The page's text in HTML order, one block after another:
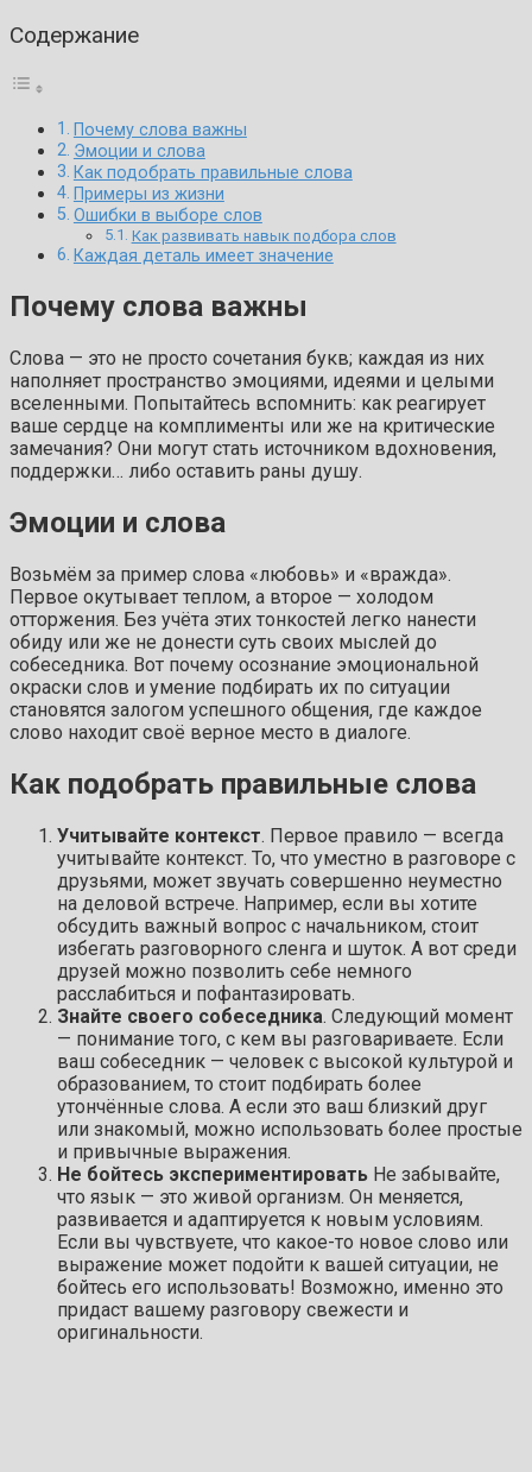
Содержание
Почему слова важны
Эмоции и слова
Как подобрать правильные слова
Примеры из жизни
Ошибки в выборе слов
Как развивать навык подбора слов
Каждая деталь имеет значение
Почему слова важны
Слова — это не просто сочетания букв; каждая из них
наполняет пространство эмоциями, идеями и целыми
вселенными. Попытайтесь вспомнить: как реагирует
ваше сердце на комплименты или же на критические
замечания? Они могут стать источником вдохновения,
поддержки… либо оставить раны душу.
Эмоции и слова
Возьмём за пример слова «любовь» и «вражда».
Первое окутывает теплом, а второе — холодом
отторжения. Без учёта этих тонкостей легко нанести
обиду или же не донести суть своих мыслей до
собеседника. Вот почему осознание эмоциональной
окраски слов и умение подбирать их по ситуации
становятся залогом успешного общения, где каждое
слово находит своё верное место в диалоге.
Как подобрать правильные слова
Учитывайте контекст. Первое правило — всегда
учитывайте контекст. То, что уместно в разговоре с
друзьями, может звучать совершенно неуместно
на деловой встрече. Например, если вы хотите
обсудить важный вопрос с начальником, стоит
избегать разговорного сленга и шуток. А вот среди
друзей можно позволить себе немного
расслабиться и пофантазировать.
Знайте своего собеседника. Следующий момент
— понимание того, с кем вы разговариваете. Если
ваш собеседник — человек с высокой культурой и
образованием, то стоит подбирать более
утончённые слова. А если это ваш близкий друг
или знакомый, можно использовать более простые
и привычные выражения.
Не бойтесь экспериментировать Не забывайте,
что язык — это живой организм. Он меняется,
развивается и адаптируется к новым условиям.
Если вы чувствуете, что какое-то новое слово или
выражение может подойти к вашей ситуации, не
бойтесь его использовать! Возможно, именно это
придаст вашему разговору свежести и
оригинальности.